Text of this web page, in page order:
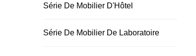
Série De Mobilier D'Hôtel
Série De Mobilier De Laboratoire